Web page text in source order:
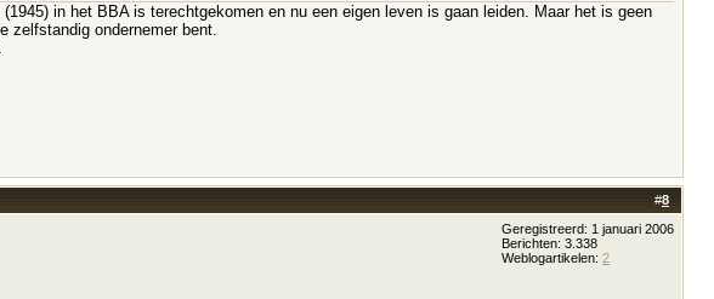
in het BBA is terechtgekomen en nu een eigen leven is gaan leiden. Maar het is geen
zelfstandig ondernemer bent.
#8
Geregistreerd: 1 januari 2006
Berichten: 3.338
Weblogartikelen: 2